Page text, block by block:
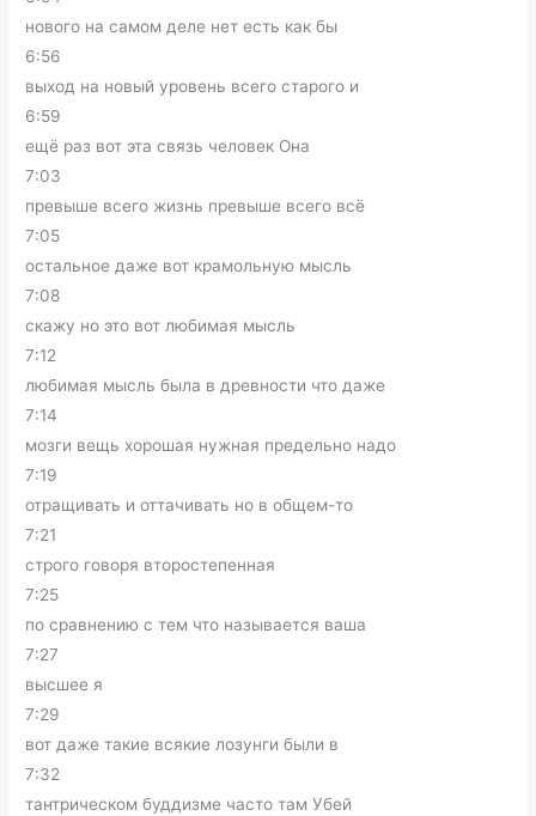
нового на самом деле нет есть как бы
6:56
выход на новый уровень всего старого и
6:59
ещё раз вот эта связь человек Она
7:03
превыше всего жизнь превыше всего всё
7:05
остальное даже вот крамольную мысль
7:08
скажу но это вот любимая мысль
7:12
любимая мысль была в древности что даже
7:14
мозги вещь хорошая нужная предельно надо
7:19
отращивать и оттачивать но в общем-то
7:21
строго говоря второстепенная
7:25
по сравнению с тем что называется ваша
7:27
высшее я
7:29
вот даже такие всякие лозунги были в
7:32
тантрическом буддизме часто там Убей